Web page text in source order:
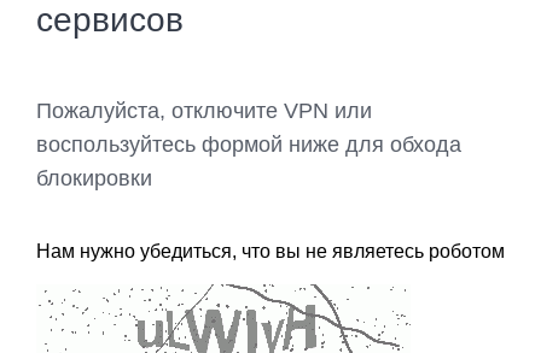
сервисов
Пожалуйста, отключите VPN или
воспользуйтесь формой ниже для обхода
блокировки
Нам нужно убедиться, что вы не являетесь роботом